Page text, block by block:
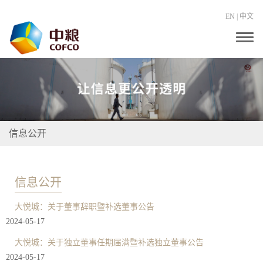
EN 中文
T
g
g
v
信息公开
信息公开
大悦城：关于董事辞职暨补选董事公告
2024-05-17
大悦城：关于独立董事任期届满暨补选独立董事公告
2024-05-17